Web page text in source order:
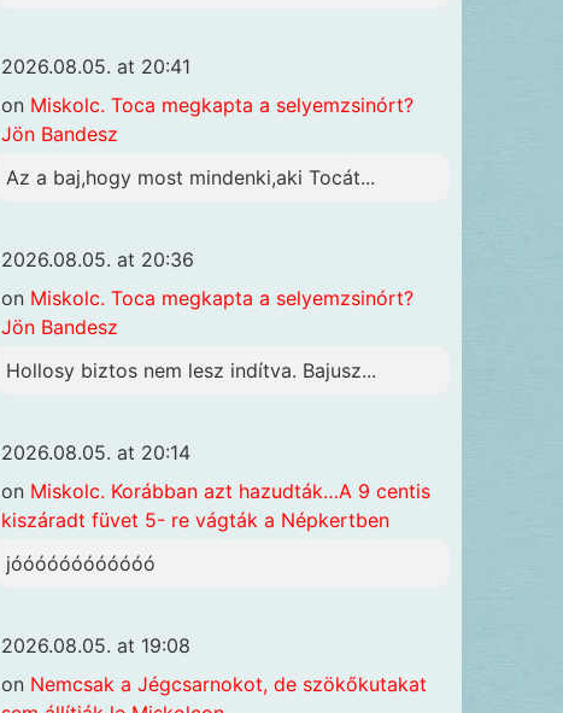
2026.08.05. at 20:41
on Miskolc. Toca megkapta a selyemzsinórt?
Jön Bandesz
Az a baj,hogy most mindenki,aki Tocát...
2026.08.05. at 20:36
on Miskolc. Toca megkapta a selyemzsinórt?
Jön Bandesz
Hollosy biztos nem lesz indítva. Bajusz...
2026.08.05. at 20:14
on Miskolc. Korábban azt hazudták…A 9 centis
kiszáradt füvet 5- re vágták a Népkertben
jóóóóóóóóóóóó
2026.08.05. at 19:08
on Nemcsak a Jégcsarnokot, de szökőkutakat